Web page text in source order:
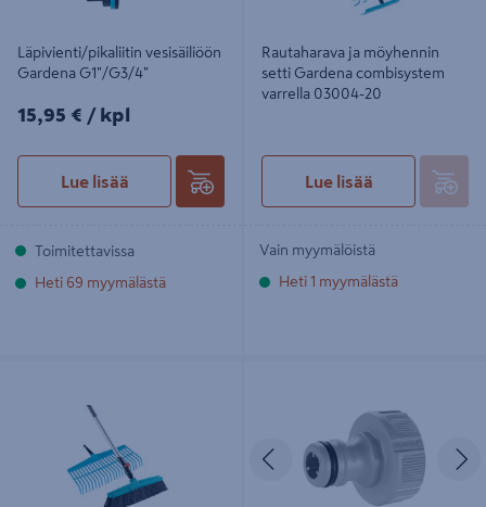
Läpivienti/pikaliitin vesisäiliöön
Gardena G1"/G3/4"
15,95€/kpl
15,95 € / kpl
Lue lisää
Toimitettavissa
Heti 69 myymälästä
Rautaharava ja möyhennin
setti Gardena combisystem
varrella 03004-20
Lue lisää
Vain myymälöistä
Heti 1 myymälästä
Edellinen